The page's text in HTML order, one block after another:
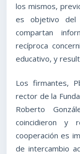
los mismos,
es objetivo del
compartan
recíproca
educativo, y
Los firmantes,
rector de la
Roberto
coincidieron y
cooperación es
de intercambio